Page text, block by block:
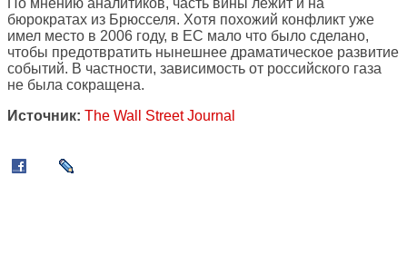
По мнению аналитиков, часть вины лежит и на
бюрократах из Брюсселя. Хотя похожий конфликт уже
имел место в 2006 году, в ЕС мало что было сделано,
чтобы предотвратить нынешнее драматическое развитие
событий. В частности, зависимость от российского газа
не была сокращена.
Источник: The Wall Street Journal